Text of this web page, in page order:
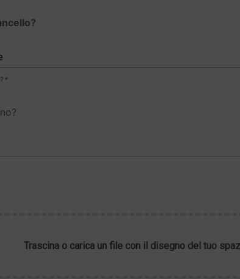
*
Trascina o carica un file con il disegno del tuo